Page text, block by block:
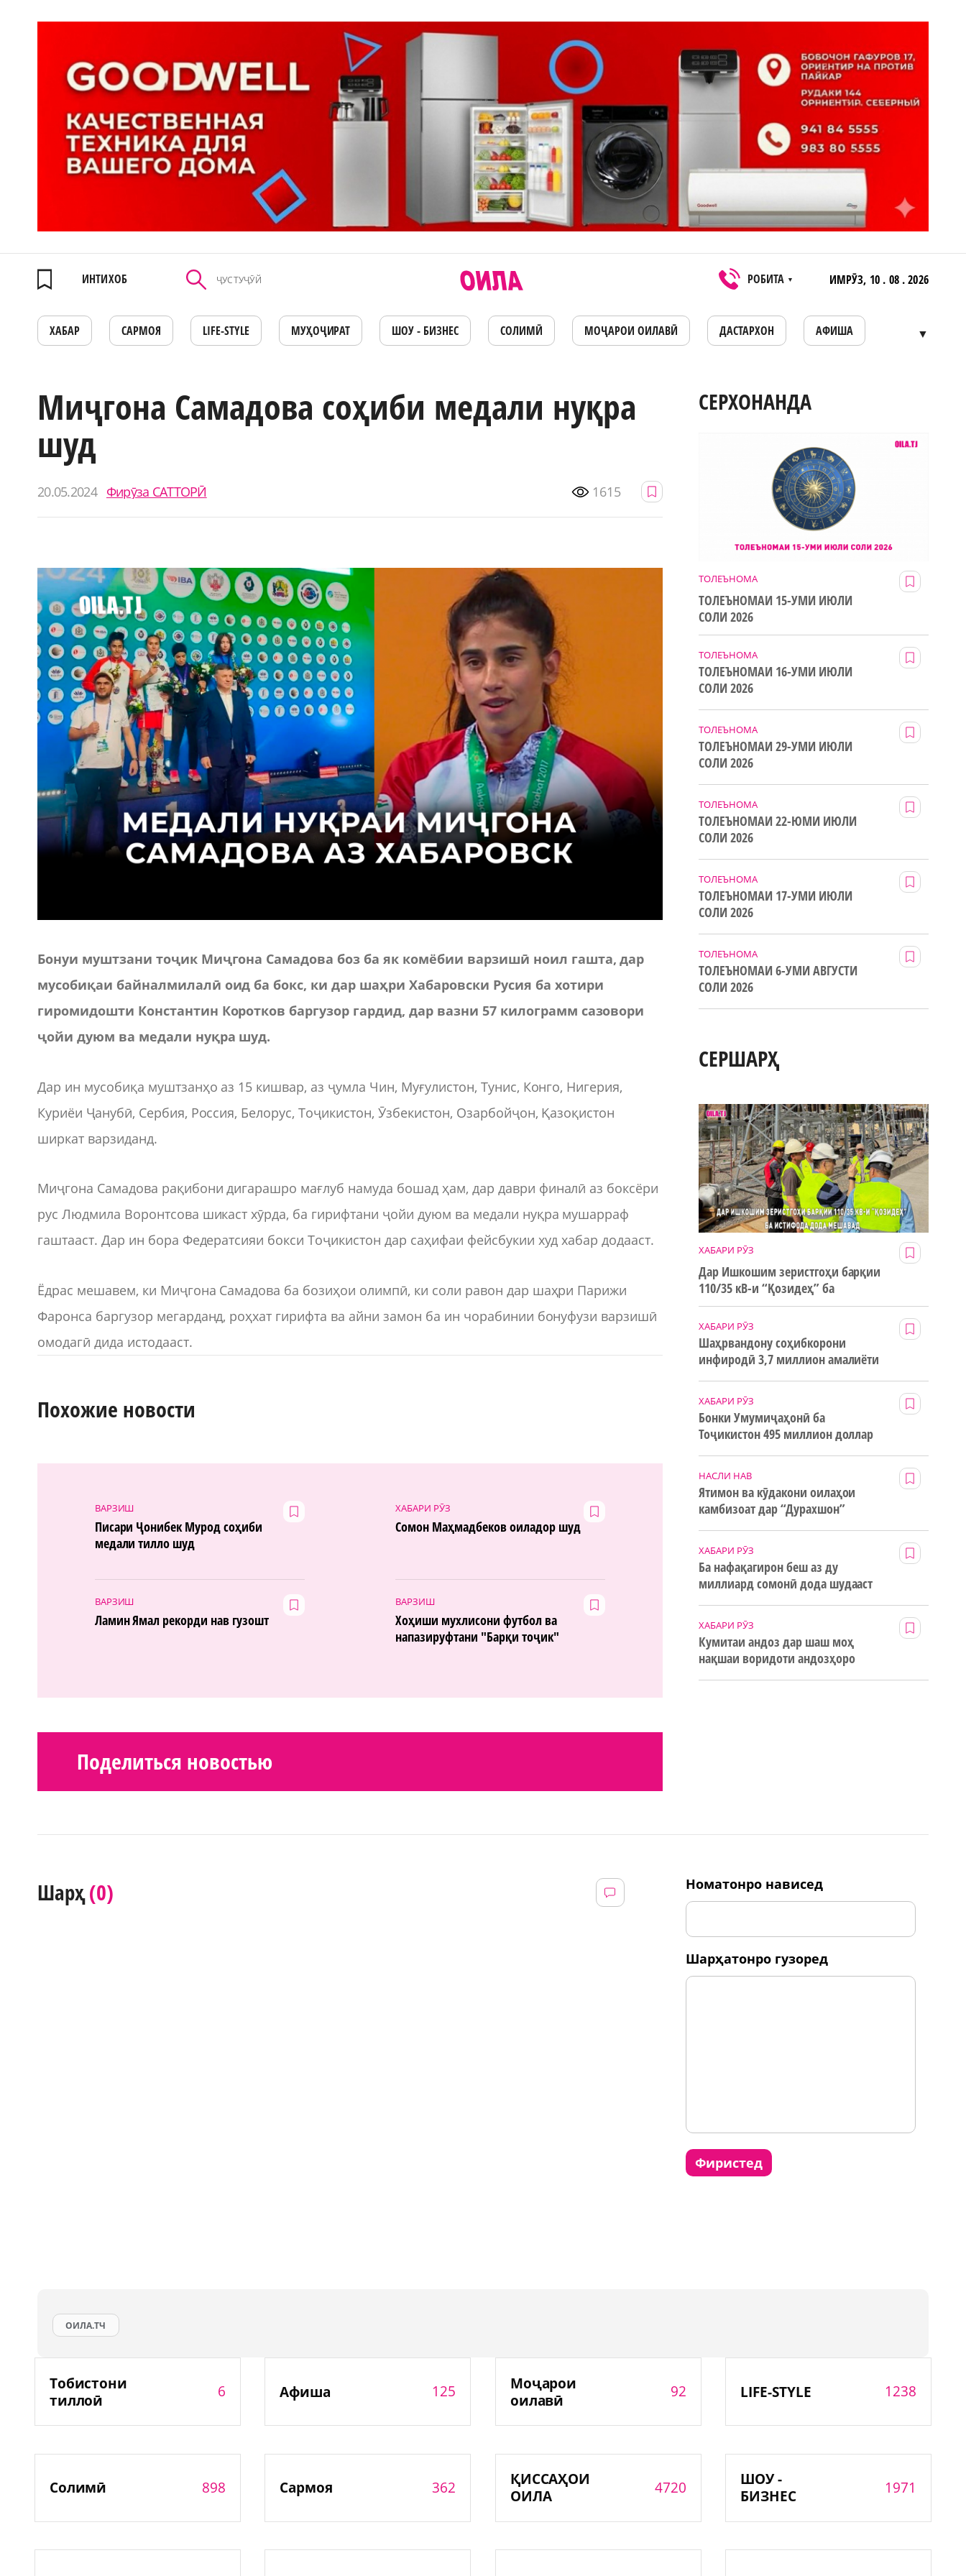
ИНТИХОБ РОБИТА ▼ ИМРӮЗ, 10 . 08 . 2026
ХАБАР САРМОЯ LIFE-STYLE МУҲОҶИРАТ ШОУ - БИЗНЕС СОЛИМӢ МОҶАРОИ ОИЛАВӢ ДАСТАРХОН АФИША ▼
Миҷгона Самадова соҳиби медали нуқра
шуд
20.05.2024 Фирӯза САТТОРӢ 1615
Бонуи муштзани тоҷик Миҷгона Самадова боз ба як комёбии варзишӣ ноил гашта, дар
мусобиқаи байналмилалӣ оид ба бокс, ки дар шаҳри Хабаровски Русия ба хотири
гиромидошти Константин Коротков баргузор гардид, дар вазни 57 килограмм сазовори
ҷойи дуюм ва медали нуқра шуд.
Дар ин мусобиқа муштзанҳо аз 15 кишвар, аз ҷумла Чин, Муғулистон, Тунис, Конго, Нигерия,
Куриёи Ҷанубӣ, Сербия, Россия, Белорус, Тоҷикистон, Ӯзбекистон, Озарбойҷон, Қазоқистон
ширкат варзиданд.
Миҷгона Самадова рақибони дигарашро мағлуб намуда бошад ҳам, дар даври финалӣ аз боксёри
рус Людмила Воронтсова шикаст хӯрда, ба гирифтани ҷойи дуюм ва медали нуқра мушарраф
гаштааст. Дар ин бора Федератсияи бокси Тоҷикистон дар саҳифаи фейсбукии худ хабар додааст.
Ёдрас мешавем, ки Миҷгона Самадова ба бозиҳои олимпӣ, ки соли равон дар шаҳри Парижи
Фаронса баргузор мегарданд, роҳхат гирифта ва айни замон ба ин чорабинии бонуфузи варзишӣ
омодагӣ дида истодааст.
Похожие новости
ВАРЗИШ
Писари Ҷонибек Мурод соҳиби
медали тилло шуд
ХАБАРИ РӮЗ
Сомон Маҳмадбеков оиладор шуд
ВАРЗИШ
Ламин Ямал рекорди нав гузошт
ВАРЗИШ
Хоҳиши мухлисони футбол ва
напазируфтани "Барқи тоҷик"
Поделиться новостью
СЕРХОНАНДА
ТОЛЕЪНОМА
ТОЛЕЪНОМАИ 15-УМИ ИЮЛИ
СОЛИ 2026
ТОЛЕЪНОМА
ТОЛЕЪНОМАИ 16-УМИ ИЮЛИ
СОЛИ 2026
ТОЛЕЪНОМА
ТОЛЕЪНОМАИ 29-УМИ ИЮЛИ
СОЛИ 2026
ТОЛЕЪНОМА
ТОЛЕЪНОМАИ 22-ЮМИ ИЮЛИ
СОЛИ 2026
ТОЛЕЪНОМА
ТОЛЕЪНОМАИ 17-УМИ ИЮЛИ
СОЛИ 2026
ТОЛЕЪНОМА
ТОЛЕЪНОМАИ 6-УМИ АВГУСТИ
СОЛИ 2026
СЕРШАРҲ
ХАБАРИ РӮЗ
Дар Ишкошим зеристгоҳи барқии
110/35 кВ-и “Қозидеҳ” ба
истифода дода мешавад
ХАБАРИ РӮЗ
Шаҳрвандону соҳибкорони
инфиродӣ 3,7 миллион амалиёти
ХАБАРИ РӮЗ
Бонки Умумиҷаҳонӣ ба
Тоҷикистон 495 миллион доллар
НАСЛИ НАВ
Ятимон ва кӯдакони оилаҳои
камбизоат дар “Дурахшон”
ХАБАРИ РӮЗ
Ба нафақагирон беш аз ду
миллиард сомонӣ дода шудааст
ХАБАРИ РӮЗ
Кумитаи андоз дар шаш моҳ
нақшаи воридоти андозҳоро
Шарҳ(0) номатонро нависед
шарҳатонро гузоред
фиристед
ОИЛА.ТЧ
Тобистони
тиллоӣ
6 Афиша 125
Моҷарои
оилавӣ
92 LIFE-STYLE 1238
Солимӣ 898 Сармоя 362
ҚИССАҲОИ
ОИЛА
4720
ШОУ -
БИЗНЕС
1971